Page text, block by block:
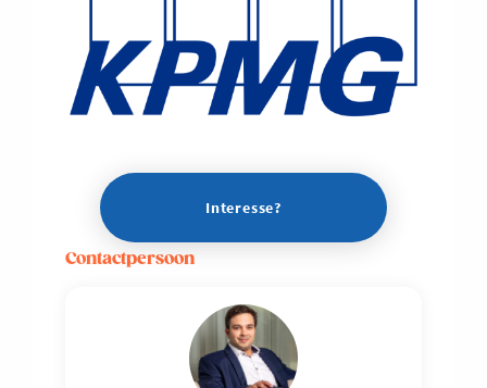
Interesse?
Contactpersoon